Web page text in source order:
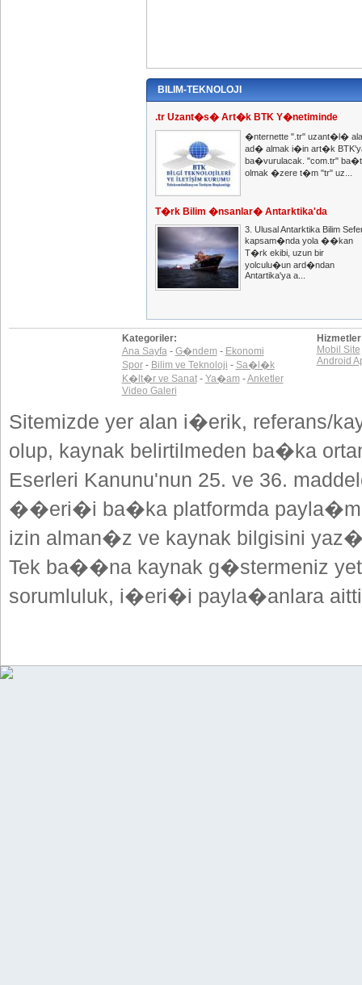
BILIM-TEKNOLOJI
.tr Uzant�s� Art�k BTK Y�netiminde
�nternette ".tr" uzant�l�
ad� almak i�in art�k
ba�vurulacak. "com.tr"
olmak �zere t�m "tr" uz...
T�rk Bilim �nsanlar� Antarktika'da
3. Ulusal Antarktika Bilim
kapsam�nda yola ��kan
T�rk ekibi, uzun bir
yolculu�un ard�ndan
Antartika'ya a...
Kategoriler:
Ana Sayfa- G�ndem - Ekonomi
Spor- Bilim ve Teknoloji - Sa�l�k
K�lt�r ve Sanat- Ya�am -Anketler
Video Galeri
Mobil Site
Android
Sitemizde yer alan i�erik, referans/
olup, kaynak belirtilmeden ba�ka
Eserleri Kanunu'nun 25. ve 36.
��eri�i ba�ka platformda
izin alman�z ve kaynak bilgisini
Tek ba��na kaynak g�stermeniz
sorumluluk, i�eri�i payla�anlara